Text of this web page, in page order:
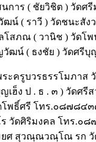
นการ ( ชัยวิชิต ) วัด
ฒน์ ( ราวี ) วัดชนะ
โสภณ ( วานิช ) วัด
วัฒน์ ( ธงชัย ) วัดศรี
ะครูบวรธรรโมภา
เฮ็ง ป . ธ . ๓ ) วัดศ
โพธิ์ศรี โทร.๐๘๗๘๔
ร วัดศิริมงคล โทร.๐
มยศ สุวณฺณวณฺโณ รก